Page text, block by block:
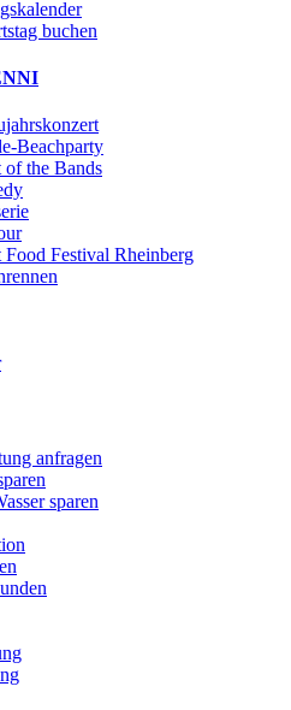
buchen
Beachparty
the Bands
Festival Rheinberg
anfragen
sparen